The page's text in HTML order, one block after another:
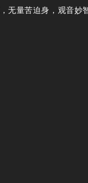
无量苦迫身，观音妙